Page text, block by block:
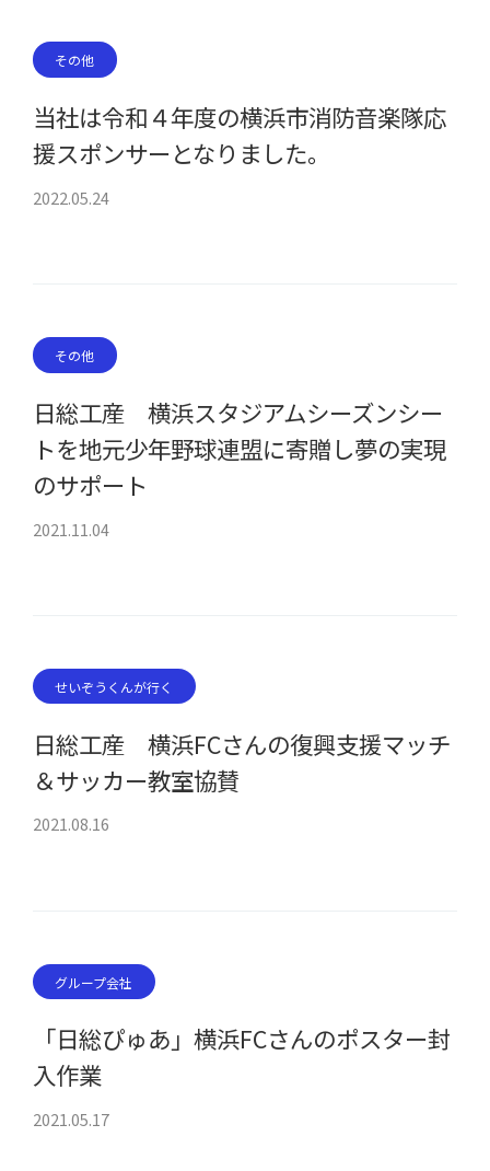
その他
当社は令和４年度の横浜市消防音楽隊応
援スポンサーとなりました。
2022.05.24
その他
日総工産 横浜スタジアムシーズンシー
トを地元少年野球連盟に寄贈し夢の実現
のサポート
2021.11.04
せいぞうくんが行く
日総工産 横浜FCさんの復興支援マッチ
＆サッカー教室協賛
2021.08.16
グループ会社
「日総ぴゅあ」横浜FCさんのポスター封
入作業
2021.05.17